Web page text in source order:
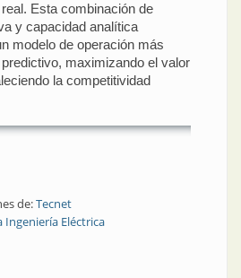
Esta combinación de
y capacidad analítica
modelo de operación más
maximizando el valor
la competitividad
de:Tecnet
Ingeniería Eléctrica